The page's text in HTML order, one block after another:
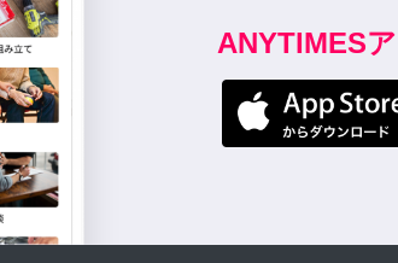
ANYTIMES